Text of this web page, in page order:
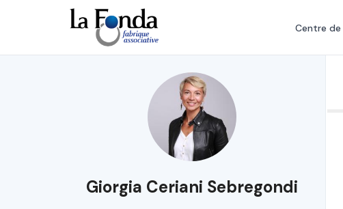
principal
Centre de
Giorgia Ceriani Sebregondi